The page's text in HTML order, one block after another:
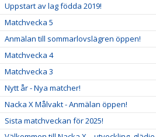
Uppstart av lag födda 2019!
Matchvecka 5
Anmälan till sommarlovslägren öppen!
Matchvecka 4
Matchvecka 3
Nytt år - Nya matcher!
Nacka X Målvakt - Anmälan öppen!
Sista matchveckan för 2025!